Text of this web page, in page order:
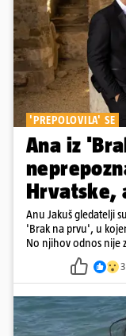
'PREPOLOVILA' SE
Ana iz
Hrvatske,
Anu Jakuš gledatelji
'Brak na prvu', u
No njihov odnos nije
3